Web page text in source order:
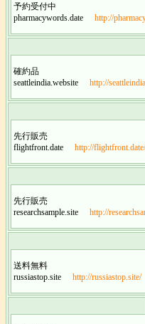
予約受付中
pharmacywords.date
http://
確約品
seattleindia.website
http://
先行販売
flightfront.date
http://flightfront.date/
先行販売
researchsample.site
http://
送料無料
russiastop.site
http://russiastop.site/